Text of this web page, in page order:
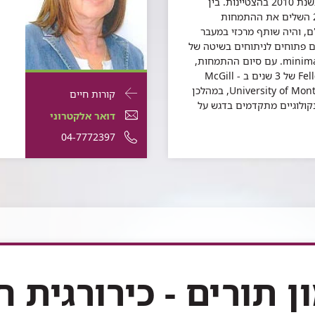
השנים 2012 ל- 2018 השלים את ההתמחות
והיה שותף מרכזי במעבר
פתוחים לניתוחים בשיטה של
minimal invasive surgery. עם סיום ההתמחות,
יצא לתוכנית Fellowship של 3 שנים ב - McGill
University וב - University of Montreal, במהלכן
מתקדמים בדגש על
פרטי
התקשרות
עבור
לילאנה
ביטון
קורות חייםעבור
לילאנה
ביטון
דואר
אלקטרוני
לילאנה
דואר אלקטרוני
מספר
טלפון
04-7772397
תורים - כירורגית